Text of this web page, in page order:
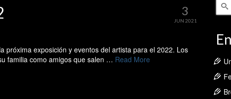
3
JUN 2021
próxima exposición y eventos del artista para el 2022. Los
familia como amigos que salen … Read More
por: